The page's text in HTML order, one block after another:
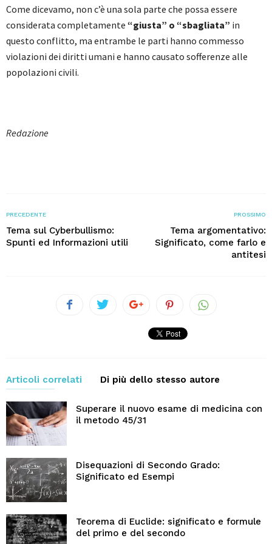
Come dicevamo, non c’è una sola parte che possa essere
considerata completamente “giusta” o “sbagliata” in
questo conflitto, ma entrambe le parti hanno commesso
violazioni dei diritti umani e hanno causato sofferenze alle
popolazioni civili.
Redazione
PRECEDENTE
Tema sul Cyberbullismo:
Spunti ed Informazioni utili
PROSSIMO
Tema argomentativo:
Significato, come farlo e
antitesi
Articoli correlati Di più dello stesso autore
Superare il nuovo esame di medicina con
il metodo 45/31
Disequazioni di Secondo Grado:
Significato ed Esempi
Teorema di Euclide: significato e formule
del primo e del secondo